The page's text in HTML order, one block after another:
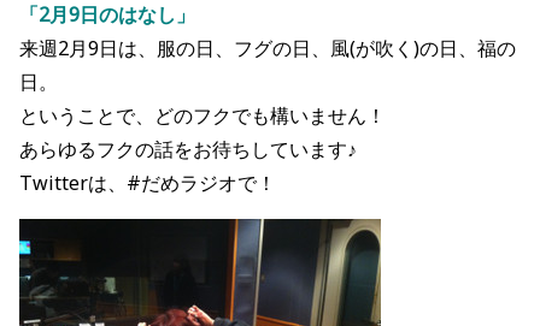
「2月9日のはなし」
来週2月9日は、服の日、フグの日、風(が吹く)の日、福の
日。
ということで、どのフクでも構いません！
あらゆるフクの話をお待ちしています♪
Twitterは、#だめラジオで！